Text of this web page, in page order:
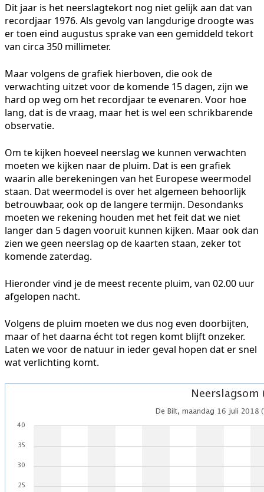
Dit jaar is het neerslagtekort nog niet gelijk aan dat van
recordjaar 1976. Als gevolg van langdurige droogte was
er toen eind augustus sprake van een gemiddeld tekort
van circa 350 millimeter.
Maar volgens de grafiek hierboven, die ook de
verwachting uitzet voor de komende 15 dagen, zijn we
hard op weg om het recordjaar te evenaren. Voor hoe
lang, dat is de vraag, maar het is wel een schrikbarende
observatie.
Om te kijken hoeveel neerslag we kunnen verwachten
moeten we kijken naar de pluim. Dat is een grafiek
waarin alle berekeningen van het Europese weermodel
staan. Dat weermodel is over het algemeen behoorlijk
betrouwbaar, ook op de langere termijn. Desondanks
moeten we rekening houden met het feit dat we niet
langer dan 5 dagen vooruit kunnen kijken. Maar ook dan
zien we geen neerslag op de kaarten staan, zeker tot
komende zaterdag.
Hieronder vind je de meest recente pluim, van 02.00 uur
afgelopen nacht.
Volgens de pluim moeten we dus nog even doorbijten,
maar of het daarna écht tot regen komt blijft onzeker.
Laten we voor de natuur in ieder geval hopen dat er snel
wat verlichting komt.